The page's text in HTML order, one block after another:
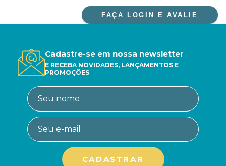
FAÇA LOGIN E AVALIE
Cadastre-se em nossa newsletter
E RECEBA NOVIDADES, LANÇAMENTOS E
PROMOÇÕES